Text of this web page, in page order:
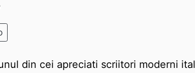
din cei apreciati scriitori moderni